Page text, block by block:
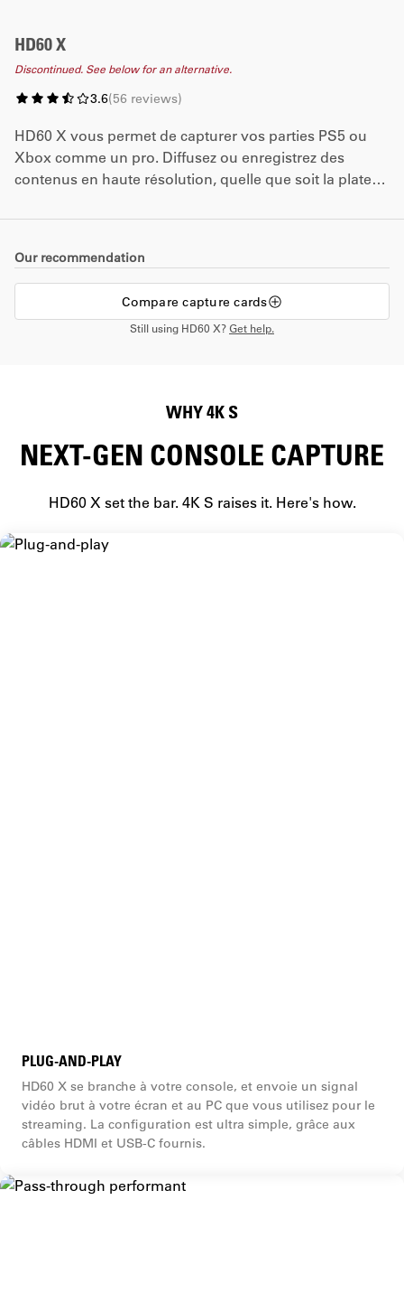
HD60 X
Discontinued. See below for an alternative.
3.6(56 reviews)
HD60 X vous permet de capturer vos parties PS5 ou
Xbox comme un pro. Diffusez ou enregistrez des
contenus en haute résolution, quelle que soit la plate-
Aucune limite.
Our recommendation
Compare capture cards
Still using HD60 X?Get help.
WHY 4K S
NEXT-GEN CONSOLE CAPTURE
HD60 X set the bar. 4K S raises it. Here's how.
PLUG-AND-PLAY
HD60 X se branche à votre console, et envoie un signal
vidéo brut à votre écran et au PC que vous utilisez pour le
streaming. La configuration est ultra simple, grâce aux
câbles HDMI et USB-C fournis.